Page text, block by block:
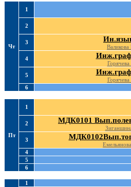
Чт
1
2
3
Валикова
4
Горячева
5
Горячева
6
Пт
1
2
МДК0101
3
4
5
6
1